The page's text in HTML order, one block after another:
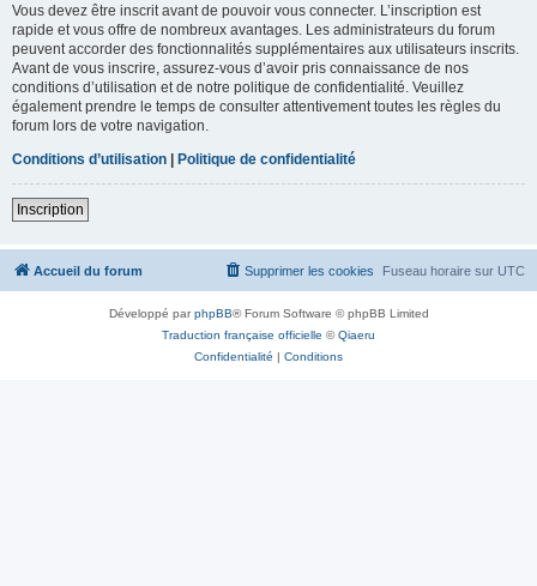
Vous devez être inscrit avant de pouvoir vous connecter. L’inscription est
rapide et vous offre de nombreux avantages. Les administrateurs du forum
peuvent accorder des fonctionnalités supplémentaires aux utilisateurs inscrits.
Avant de vous inscrire, assurez-vous d’avoir pris connaissance de nos
conditions d’utilisation et de notre politique de confidentialité. Veuillez
également prendre le temps de consulter attentivement toutes les règles du
forum lors de votre navigation.
Conditions d’utilisation | Politique de confidentialité
Inscription
Accueil du forum Fuseau horaire sur UTC
Supprimer les cookies
Développé parphpBB® Forum Software © phpBB Limited
Traduction française officielle ©Qiaeru
Confidentialité | Conditions